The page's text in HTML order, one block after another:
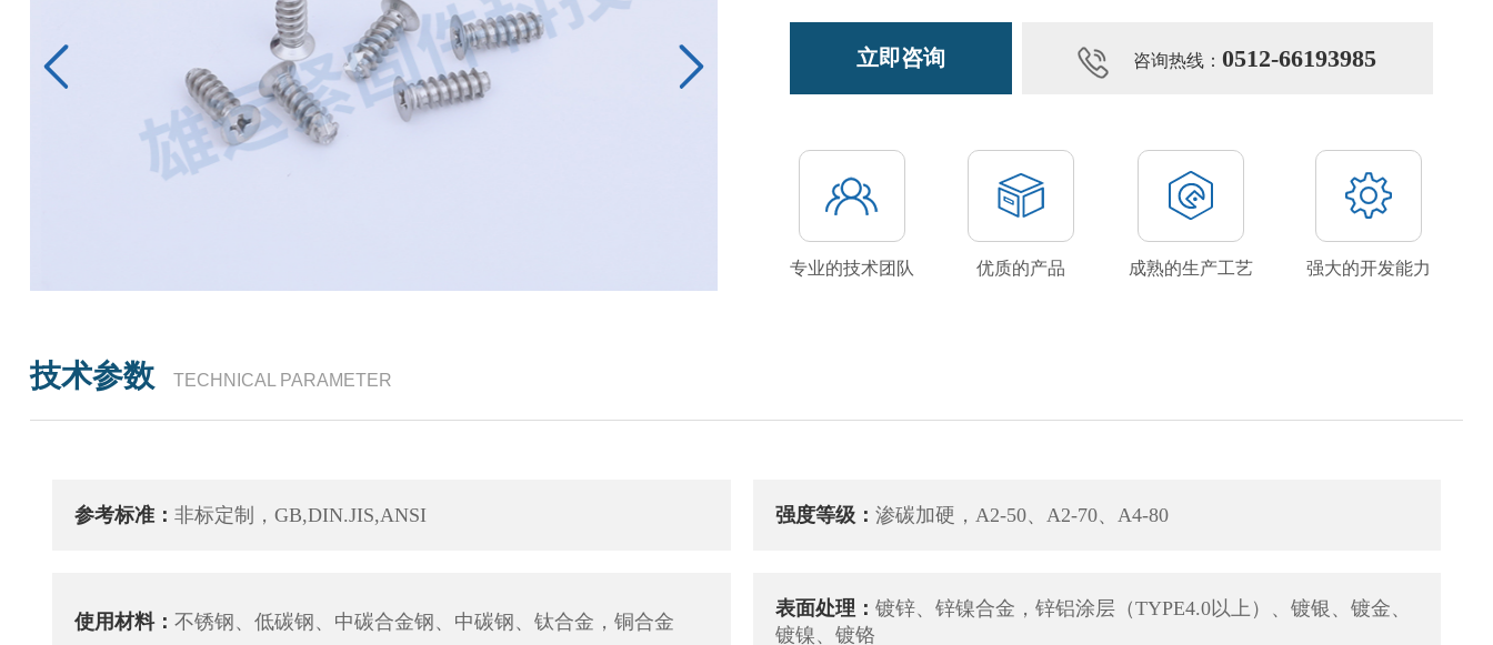
立即咨询 咨询热线：0512-66193985
专业的技术团队 优质的产品 成熟的生产工艺 强大的开发能力
技术参数 TECHNICAL PARAMETER
参考标准： 非标定制，GB,DIN.JIS,ANSI 强度等级： 渗碳加硬，A2-50、A2-70、A4-80
使用材料： 不锈钢、低碳钢、中碳合金钢、中碳钢、钛合金，铜合金
表面处理： 镀锌、锌镍合金，锌铝涂层（TYPE4.0以上）、镀银、镀金、
镀镍、镀铬